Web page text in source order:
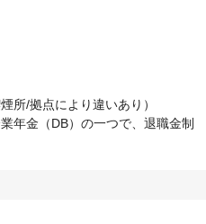
所/拠点により違いあり）
年金（DB）の一つで、退職金制